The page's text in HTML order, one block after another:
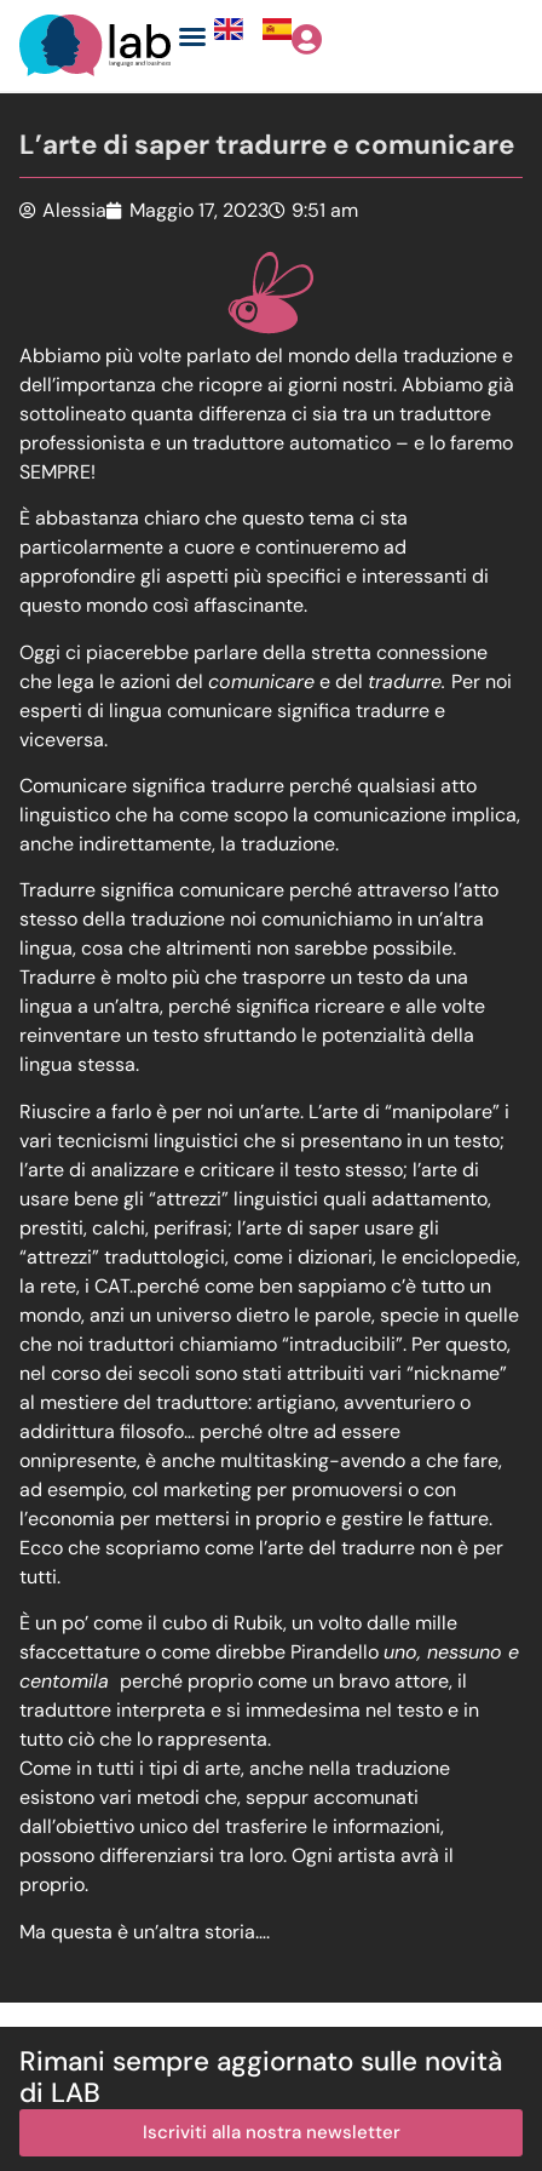
L’arte di saper tradurre e comunicare
Alessia Maggio 17, 2023 9:51 am
Abbiamo più volte parlato del mondo della traduzione e
dell’importanza che ricopre ai giorni nostri. Abbiamo già
sottolineato quanta differenza ci sia tra un traduttore
professionista e un traduttore automatico – e lo faremo
SEMPRE!
È abbastanza chiaro che questo tema ci sta
particolarmente a cuore e continueremo ad
approfondire gli aspetti più specifici e interessanti di
questo mondo così affascinante.
Oggi ci piacerebbe parlare della stretta connessione
che lega le azioni del comunicaree del tradurre. Per noi
esperti di lingua comunicare significa tradurre e
viceversa.
Comunicare significa tradurre perché qualsiasi atto
linguistico che ha come scopo la comunicazione implica,
anche indirettamente, la traduzione.
Tradurre significa comunicare perché attraverso l’atto
stesso della traduzione noi comunichiamo in un’altra
lingua, cosa che altrimenti non sarebbe possibile.
Tradurre è molto più che trasporre un testo da una
lingua a un’altra, perché significa ricreare e alle volte
reinventare un testo sfruttando le potenzialità della
lingua stessa.
Riuscire a farlo è per noi un’arte. L’arte di “manipolare” i
vari tecnicismi linguistici che si presentano in un testo;
l’arte di analizzare e criticare il testo stesso; l’arte di
usare bene gli “attrezzi” linguistici quali adattamento,
prestiti, calchi, perifrasi; l’arte di saper usare gli
“attrezzi” traduttologici, come i dizionari, le enciclopedie,
la rete, i CAT..perché come ben sappiamo c’è tutto un
mondo, anzi un universo dietro le parole, specie in quelle
che noi traduttori chiamiamo “intraducibili”. Per questo,
nel corso dei secoli sono stati attribuiti vari “nickname”
al mestiere del traduttore: artigiano, avventuriero o
addirittura filosofo… perché oltre ad essere
onnipresente, è anche multitasking-avendo a che fare,
ad esempio, col marketing per promuoversi o con
l’economia per mettersi in proprio e gestire le fatture.
Ecco che scopriamo come l’arte del tradurre non è per
tutti.
È un po’ come il cubo di Rubik, un volto dalle mille
sfaccettature o come direbbe Pirandellouno, nessuno e
centomila perché proprio come un bravo attore, il
traduttore interpreta e si immedesima nel testo e in
tutto ciò che lo rappresenta.
Come in tutti i tipi di arte, anche nella traduzione
esistono vari metodi che, seppur accomunati
dall’obiettivo unico del trasferire le informazioni,
possono differenziarsi tra loro. Ogni artista avrà il
proprio.
Ma questa è un’altra storia….
Rimani sempre aggiornato sulle novità
di LAB
Iscriviti alla nostra newsletter